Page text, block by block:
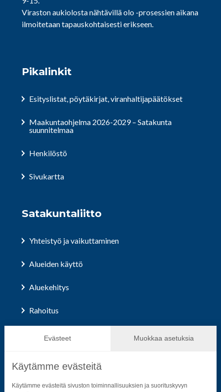
Evästeet Muokkaa asetuksia
Käytämme evästeitä
Käytämme evästeitä sivuston toiminnallisuuksien ja suorituskyvyn
Viraston aukiolosta nähtävillä olo -prosessien aikana
ilmoitetaan tapauskohtaisesti erikseen.
Pikalinkit
Esityslistat, pöytäkirjat, viranhaltijapäätökset
Maakuntaohjelma 2026-2029 – Satakunta
suunnitelmaa
Henkilöstö
Sivukartta
Satakuntaliitto
Yhteistyö ja vaikuttaminen
Alueiden käyttö
Aluekehitys
Rahoitus
Hallinto ja päätöksenteko
Seuraa sosiaalisessa mediassa